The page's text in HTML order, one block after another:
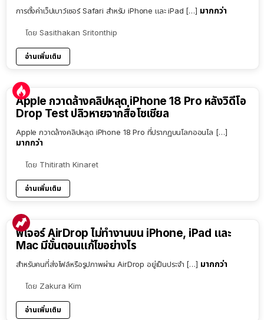
การตั้งค่าเว็ปเบาว์เซอร์ Safari สำหรับ iPhone และ iPad […] มากกว่า
โดย Sasithakan Sritonthip
อ่านเพิ่มเติม
Apple กวาดล้างคลิปหลุด iPhone 18 Pro หลังวิดีโอ
Drop Test ปลิวหายจากสื่อโซเชียล
Apple กวาดล้างคลิปหลุด iPhone 18 Pro ที่ปรากฏบนโลกออนไล […]
มากกว่า
โดย Thitirath Kinaret
อ่านเพิ่มเติม
ฟีเจอร์ AirDrop ไม่ทำงานบน iPhone, iPad และ
Mac มีขั้นตอนแก้ไขอย่างไร
สำหรับคนที่ส่งไฟล์หรือรูปภาพผ่าน AirDrop อยู่เป็นประจำ […] มากกว่า
โดย Zakura Kim
อ่านเพิ่มเติม